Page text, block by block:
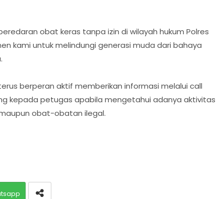
obat keras tanpa izin di wilayah hukum Polres
kami untuk melindungi generasi muda dari bahaya
berperan aktif memberikan informasi melalui call
kepada petugas apabila mengetahui adanya aktivitas
obat-obatan ilegal.